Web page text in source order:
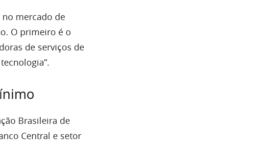
no mercado de
O primeiro é o
de serviços de
Brasileira de
Central e setor